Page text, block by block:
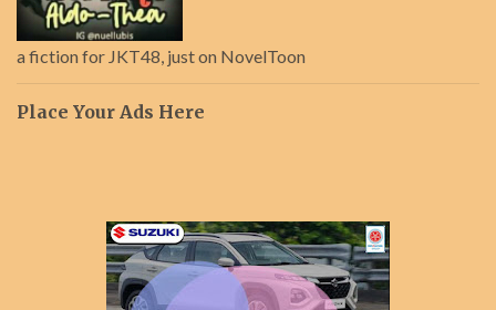
a fiction for JKT48, just on NovelToon
Place Your Ads Here